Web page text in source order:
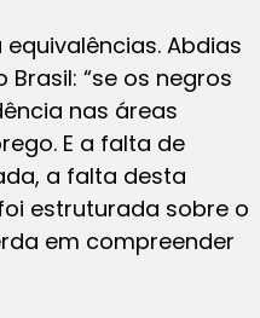
Abdias
“se os negros
nas áreas
E a falta de
a falta desta
estruturada sobre o
em compreender